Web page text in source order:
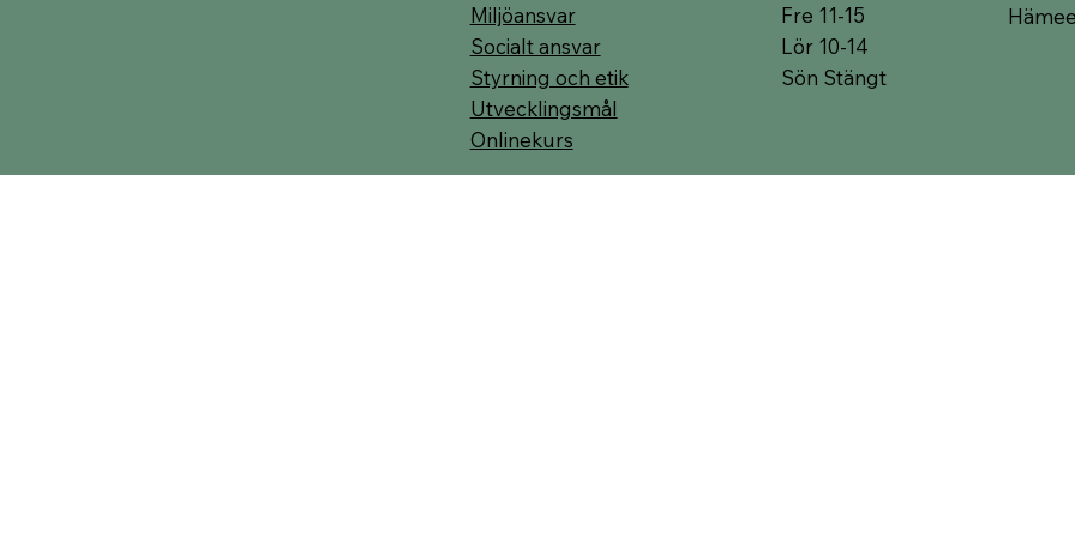
Miljöansvar
Socialt ansvar
Styrning och etik
Utvecklingsmål
Onlinekurs
Fre 11-15
Lör 10-14
Sön Stängt